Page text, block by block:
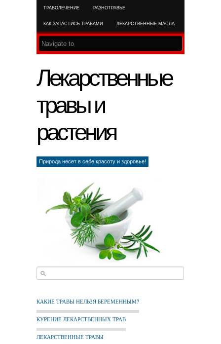
ТРАВОЛЕЧЕНИЕ РАЗНОТРАВЬЕ
КАК ЗАПАСТИСЬ ТРАВАМИ ЛЕКАРСТВЕННЫЕ МАСЛА
Лекарственные
травы и
растения
Природа несет в себе красоту и здоровье!
КАКИЕ ТРАВЫ НЕЛЬЗЯ БЕРЕМЕННЫМ?
КУРЕНИЕ ЛЕКАРСТВЕННЫХ ТРАВ
ЛЕКАРСТВЕННЫЕ ТРАВЫ